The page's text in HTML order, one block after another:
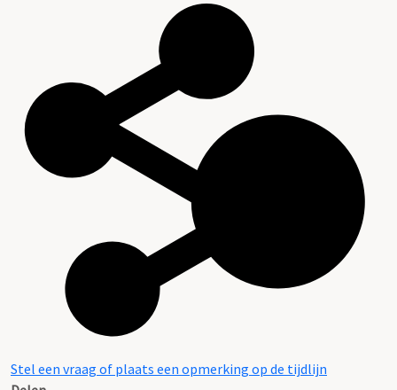
Stel een vraag of plaats een opmerking op de tijdlijn